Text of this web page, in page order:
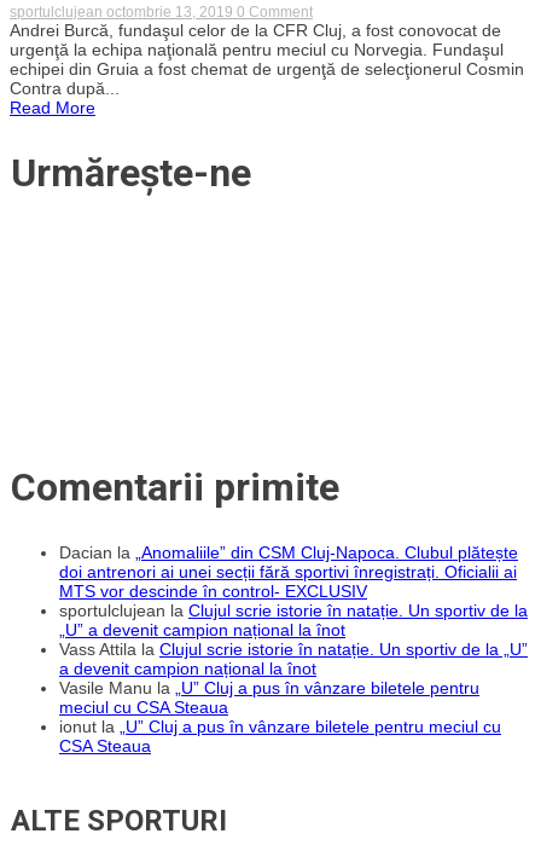
sportulclujean octombrie 13, 2019 0 Commenton
Andrei
Burcă,
convocat
de
Andrei Burcă, fundaşul celor de la CFR Cluj, a fost conovocat de
urgenţă la echipa naţională pentru meciul cu Norvegia. Fundaşul
echipei din Gruia a fost chemat de urgenţă de selecţionerul Cosmin
Contra după...
Read More
Urmărește-ne
Comentarii primite
Dacian la
„Anomaliile” din CSM Cluj-Napoca. Clubul plătește
doi antrenori ai unei secții fără sportivi înregistrați. Oficialii ai
MTS vor descinde în control- EXCLUSIV
sportulclujean la Clujul scrie istorie în natație. Un sportiv de la
„U” a devenit campion național la înot
Vass Attila la Clujul scrie istorie în natație. Un sportiv de la „U”
a devenit campion național la înot
Vasile Manu la
„U” Cluj a pus în vânzare biletele pentru
meciul cu CSA Steaua
ionut la
„U” Cluj a pus în vânzare biletele pentru meciul cu
CSA Steaua
ALTE SPORTURI